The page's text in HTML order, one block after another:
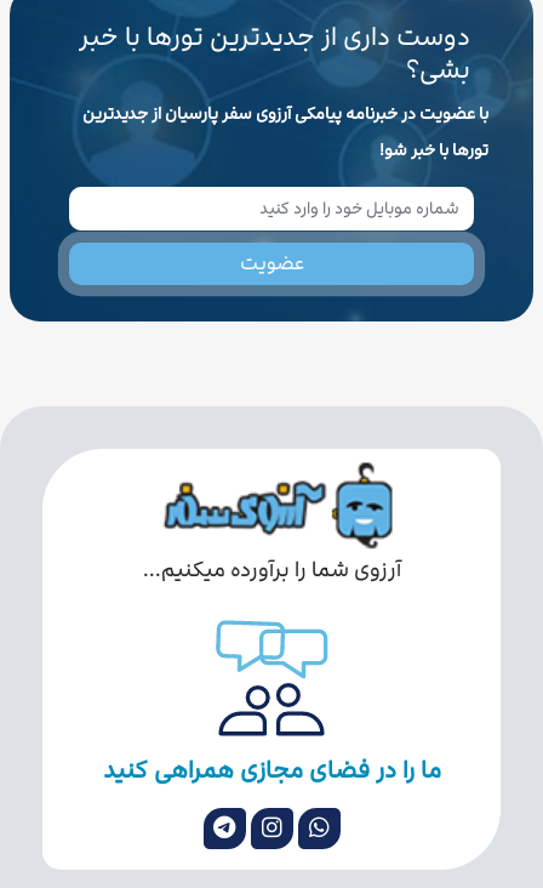
دوست داری از جدیدترین تورها با خبر
بشی؟
با عضویت در خبرنامه پیامکی آرزوی سفر پارسیان از جدیدترین
تورها با خبر شو!
عضویت
آرزوی شما را برآورده میکنیم...
ما را در فضای مجازی همراهی کنید